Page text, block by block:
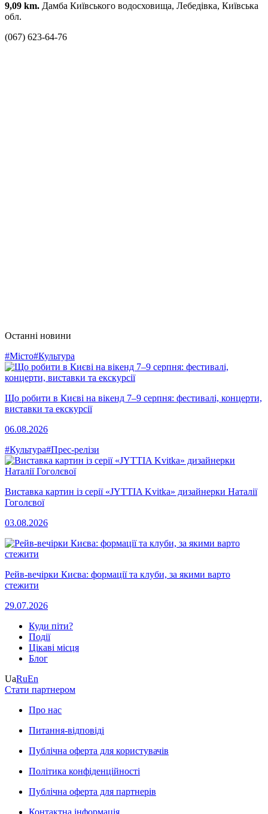
9,09 km. Дамба Київського водосховища, Лебедівка, Київська
обл.
(067) 623-64-76
Останні новини
#Місто#Культура
Що робити в Києві на вікенд 7–9 серпня: фестивалі, концерти,
виставки та екскурсії
06.08.2026
#Культура#Прес-релізи
Виставка картин із серії «JYTTIA Kvitka» дизайнерки Наталії
Гоголєвої
03.08.2026
Рейв-вечірки Києва: формації та клуби, за якими варто
стежити
29.07.2026
Куди піти?
Події
Цікаві місця
Блог
UaRuEn
Стати партнером
Про нас
Питання-відповіді
Публічна оферта для користувачів
Політика конфіденційності
Публічна оферта для партнерів